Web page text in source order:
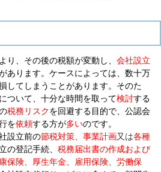
り、その後の税額が変動し、 会社設立
あります。ケースによっては、数十万
してしまうことがあります。そのた
について、十分な時間を取って検討する
税務リスクを回避する目的で、公認会
を依頼する方が多いのです。
設立前の節税対策、事業計画又は各種
の登記手続、 税務届出書の作成および
保険、厚生年金、雇用保険、労働保